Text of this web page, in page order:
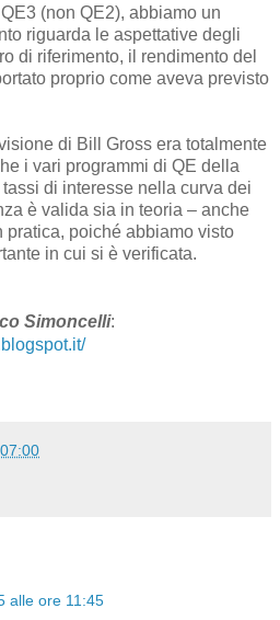
(non QE2), abbiamo un
riguarda le aspettative degli
di riferimento, il rendimento del
proprio come aveva previsto
di Bill Gross era totalmente
i vari programmi di QE della
di interesse nella curva dei
è valida sia in teoria – anche
poiché abbiamo visto
in cui si è verificata.
Simoncelli:
alle ore 11:45